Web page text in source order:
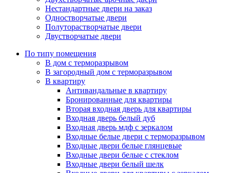
Нестандартные двери на заказ
Одностворчатые двери
Полуторастворчатые двери
Двустворчатые двери
По типу помещения
В дом с терморазрывом
В загородный дом с терморазрывом
В квартиру
Антивандальные в квартиру
Бронированные для квартиры
Вторая входная дверь для квартиры
Входная дверь белый дуб
Входная дверь мдф с зеркалом
Входные белые двери с терморазрывом
Входные двери белые глянцевые
Входные двери белые с стеклом
Входные двери белый шелк